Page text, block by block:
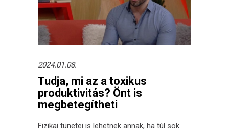
2024.01.08.
Tudja, mi az a toxikus
produktivitás? Önt is
megbetegítheti
Fizikai tünetei is lehetnek annak, ha túl sok